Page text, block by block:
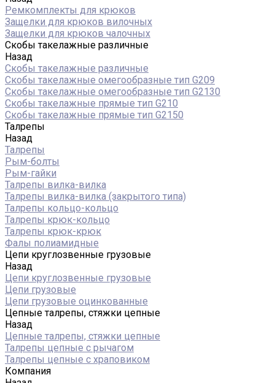
Ремкомплекты для крюков
Защелки для крюков вилочных
Защелки для крюков чалочных
Скобы такелажные различные
Назад
Скобы такелажные различные
Скобы такелажные омегообразные тип G209
Скобы такелажные омегообразные тип G2130
Скобы такелажные прямые тип G210
Скобы такелажные прямые тип G2150
Талрепы
Назад
Талрепы
Рым-болты
Рым-гайки
Талрепы вилка-вилка
Талрепы вилка-вилка (закрытого типа)
Талрепы кольцо-кольцо
Талрепы крюк-кольцо
Талрепы крюк-крюк
Фалы полиамидные
Цепи круглозвенные грузовые
Назад
Цепи круглозвенные грузовые
Цепи грузовые
Цепи грузовые оцинкованные
Цепные талрепы, стяжки цепные
Назад
Цепные талрепы, стяжки цепные
Талрепы цепные с рычагом
Талрепы цепные с храповиком
Компания